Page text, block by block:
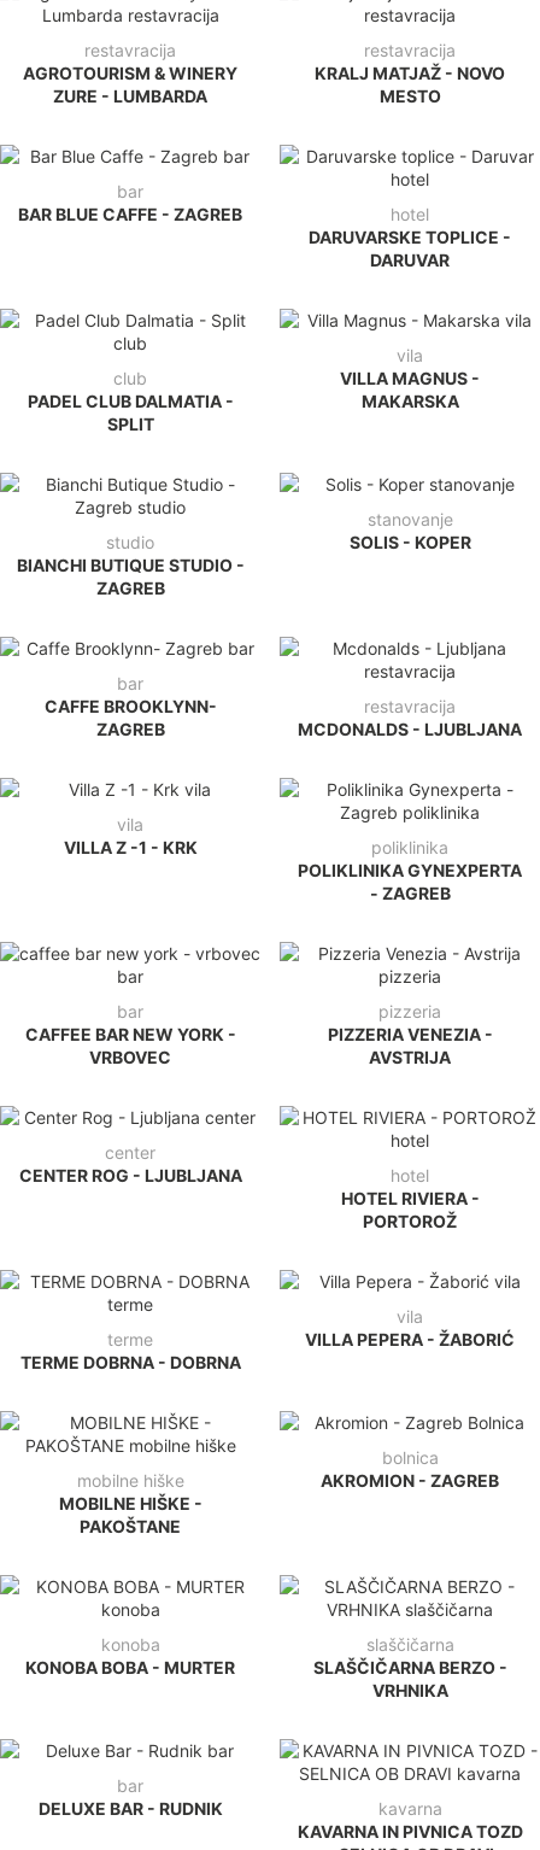
restavracija
AGROTOURISM & WINERY
ZURE - LUMBARDA
restavracija
KRALJ MATJAŽ - NOVO
MESTO
bar
BAR BLUE CAFFE - ZAGREB
hotel
DARUVARSKE TOPLICE -
DARUVAR
club
PADEL CLUB DALMATIA -
SPLIT
vila
VILLA MAGNUS -
MAKARSKA
studio
BIANCHI BUTIQUE STUDIO -
ZAGREB
stanovanje
SOLIS - KOPER
bar
CAFFE BROOKLYNN-
ZAGREB
restavracija
MCDONALDS - LJUBLJANA
vila
VILLA Z -1 - KRK
poliklinika
POLIKLINIKA GYNEXPERTA
- ZAGREB
bar
CAFFEE BAR NEW YORK -
VRBOVEC
pizzeria
PIZZERIA VENEZIA -
AVSTRIJA
center
CENTER ROG - LJUBLJANA
hotel
HOTEL RIVIERA -
PORTOROŽ
terme
TERME DOBRNA - DOBRNA
vila
VILLA PEPERA - ŽABORIĆ
mobilne hiške
MOBILNE HIŠKE -
PAKOŠTANE
bolnica
AKROMION - ZAGREB
konoba
KONOBA BOBA - MURTER
slaščičarna
SLAŠČIČARNA BERZO -
VRHNIKA
bar
DELUXE BAR - RUDNIK
kavarna
KAVARNA IN PIVNICA TOZD